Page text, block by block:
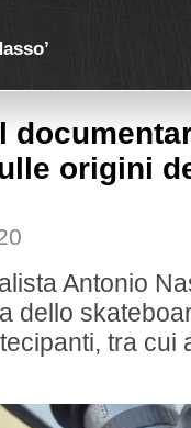
origini
Antonio
dello
tra cui